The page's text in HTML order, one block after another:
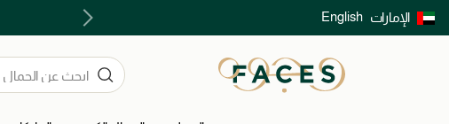
الإمارات English
توصيل سريع على جميع الطلبات ما فوق 299 درهم